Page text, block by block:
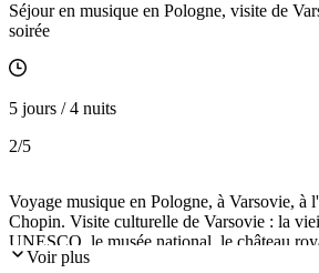
Séjour en musique en Pologne, visite de
soirée
5 jours / 4 nuits
2/5
Voyage musique en Pologne, à Varsovie, à
Chopin. Visite culturelle de Varsovie : la
UNESCO, le musée national, le château
Wilanow, le parc royal de Lazienki...
Voir plus